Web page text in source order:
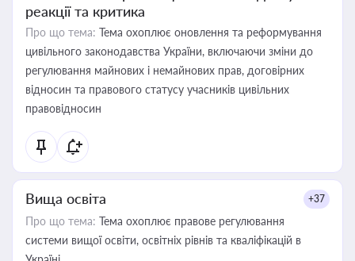
реакції та критика
Про що тема: Тема охоплює оновлення та реформування
цивільного законодавства України, включаючи зміни до
регулювання майнових і немайнових прав, договірних
відносин та правового статусу учасників цивільних
правовідносин
Вища освіта +37
Про що тема: Тема охоплює правове регулювання
системи вищої освіти, освітніх рівнів та кваліфікацій в